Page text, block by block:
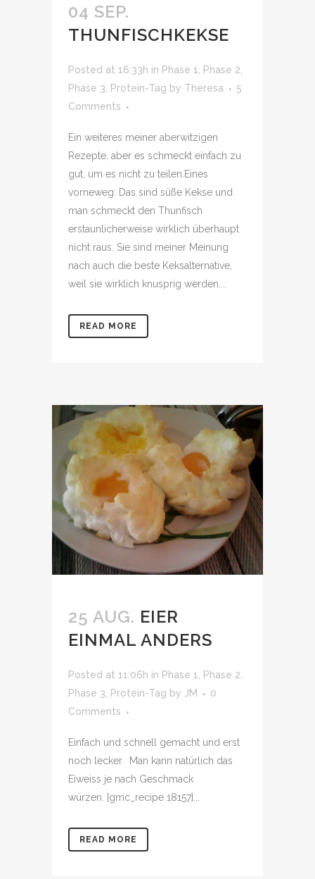
04 SEP.
THUNFISCHKEKSE
Posted at 16:33h in Phase 1 Phase 2
Phase 3
Protein-Tag by Theresa
5
Comments
Ein weiteres meiner aberwitzigen
Rezepte, aber es schmeckt einfach zu
gut, um es nicht zu teilen.Eines
vorneweg: Das sind süße Kekse und
man schmeckt den Thunfisch
erstaunlicherweise wirklich überhaupt
nicht raus. Sie sind meiner Meinung
nach auch die beste Keksalternative,
weil sie wirklich knusprig werden....
READ MORE
25 AUG. EIER
EINMAL ANDERS
Posted at 11:06h in Phase 1 Phase 2
Phase 3
Protein-Tag by JM
0
Comments
Einfach und schnell gemacht und erst
noch lecker. Man kann natürlich das
Eiweiss je nach Geschmack
würzen. [gmc_recipe 18157]...
READ MORE